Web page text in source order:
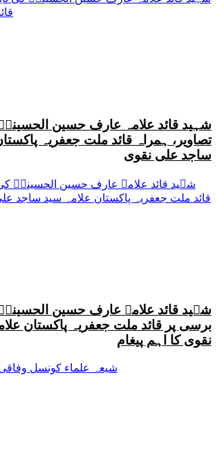
شہید قائد علامہ عارف حسین
تصاویر، ہمراہ قائد ملت جعفریہ
ساجد علی نقوی
برسی پر قائد ملت جعفریہ پاکستان
نقوی کا اہم پیغام